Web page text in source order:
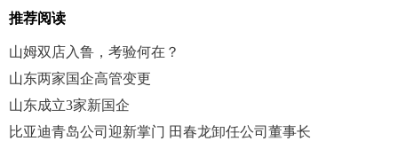
推荐阅读
山姆双店入鲁，考验何在？
山东两家国企高管变更
山东成立3家新国企
比亚迪青岛公司迎新掌门 田春龙卸任公司董事长